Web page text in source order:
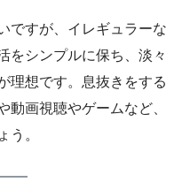
ですが、イレギュラーな
をシンプルに保ち、淡々
理想です。息抜きをする
動画視聴やゲームなど、
う。